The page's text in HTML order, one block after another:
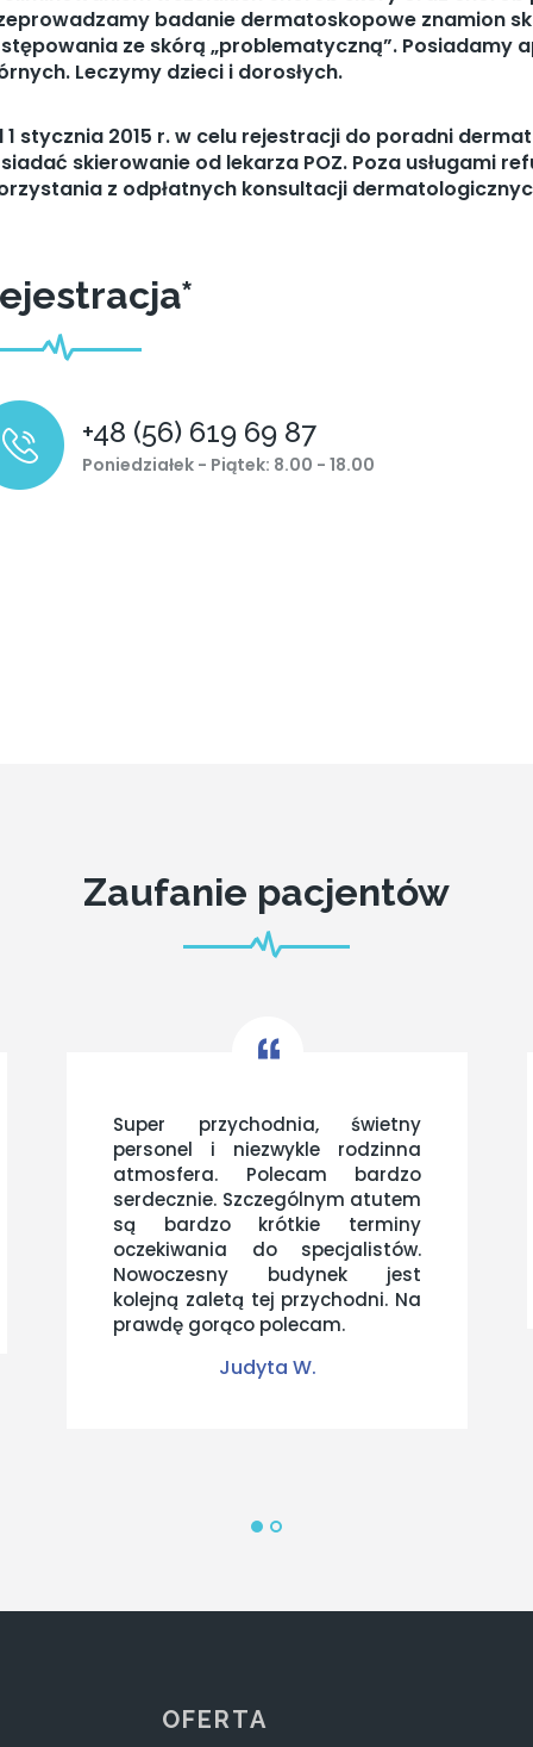
badanie dermatoskopowe znamion
ze skórą „problematyczną”. Posiadamy
Leczymy dzieci i dorosłych.
1 stycznia 2015 r. w celu rejestracji do poradni
skierowanie od lekarza POZ. Poza usługami
z odpłatnych konsultacji
+48 (56) 619 69 87
Poniedziałek - Piątek: 8.00 - 18.00
Zaufanie pacjentów
Super przychodnia, świetny
personel i niezwykle rodzinna
atmosfera. Polecam bardzo
serdecznie. Szczególnym atutem
są bardzo krótkie terminy
oczekiwania do specjalistów.
Nowoczesny budynek jest
kolejną zaletą tej przychodni. Na
prawdę gorąco polecam.
Judyta W.
OFERTA